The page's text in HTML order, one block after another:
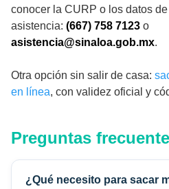
conocer la CURP o los datos
asistencia: (667) 758 7123 o
asistencia@sinaloa.gob.mx.
Otra opción sin salir de casa:
en línea, con validez oficial y
Preguntas
¿Qué necesito para sacar